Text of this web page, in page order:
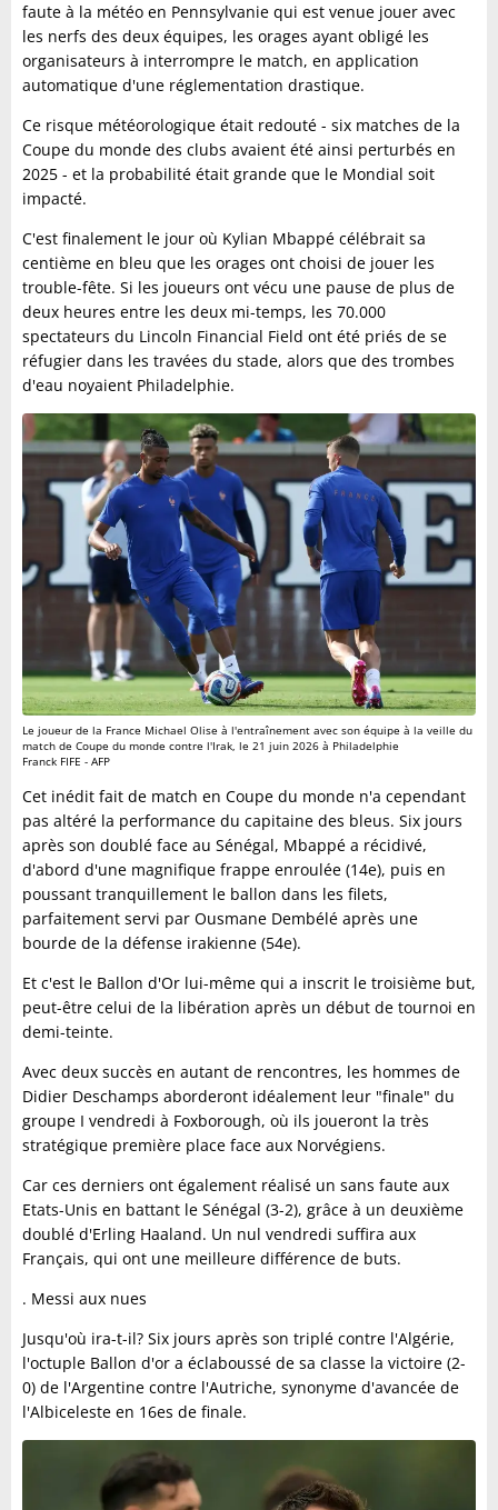
faute à la météo en Pennsylvanie qui est venue jouer avec
les nerfs des deux équipes, les orages ayant obligé les
organisateurs à interrompre le match, en application
automatique d'une réglementation drastique.
Ce risque météorologique était redouté - six matches de la
Coupe du monde des clubs avaient été ainsi perturbés en
2025 - et la probabilité était grande que le Mondial soit
impacté.
C'est finalement le jour où Kylian Mbappé célébrait sa
centième en bleu que les orages ont choisi de jouer les
trouble-fête. Si les joueurs ont vécu une pause de plus de
deux heures entre les deux mi-temps, les 70.000
spectateurs du Lincoln Financial Field ont été priés de se
réfugier dans les travées du stade, alors que des trombes
d'eau noyaient Philadelphie.
Le joueur de la France Michael Olise à l'entraînement avec son équipe à la veille du
match de Coupe du monde contre l'Irak, le 21 juin 2026 à Philadelphie
Franck FIFE - AFP
Cet inédit fait de match en Coupe du monde n'a cependant
pas altéré la performance du capitaine des bleus. Six jours
après son doublé face au Sénégal, Mbappé a récidivé,
d'abord d'une magnifique frappe enroulée (14e), puis en
poussant tranquillement le ballon dans les filets,
parfaitement servi par Ousmane Dembélé après une
bourde de la défense irakienne (54e).
Et c'est le Ballon d'Or lui-même qui a inscrit le troisième but,
peut-être celui de la libération après un début de tournoi en
demi-teinte.
Avec deux succès en autant de rencontres, les hommes de
Didier Deschamps aborderont idéalement leur "finale" du
groupe I vendredi à Foxborough, où ils joueront la très
stratégique première place face aux Norvégiens.
Car ces derniers ont également réalisé un sans faute aux
Etats-Unis en battant le Sénégal (3-2), grâce à un deuxième
doublé d'Erling Haaland. Un nul vendredi suffira aux
Français, qui ont une meilleure différence de buts.
. Messi aux nues
Jusqu'où ira-t-il? Six jours après son triplé contre l'Algérie,
l'octuple Ballon d'or a éclaboussé de sa classe la victoire (2-
0) de l'Argentine contre l'Autriche, synonyme d'avancée de
l'Albiceleste en 16es de finale.